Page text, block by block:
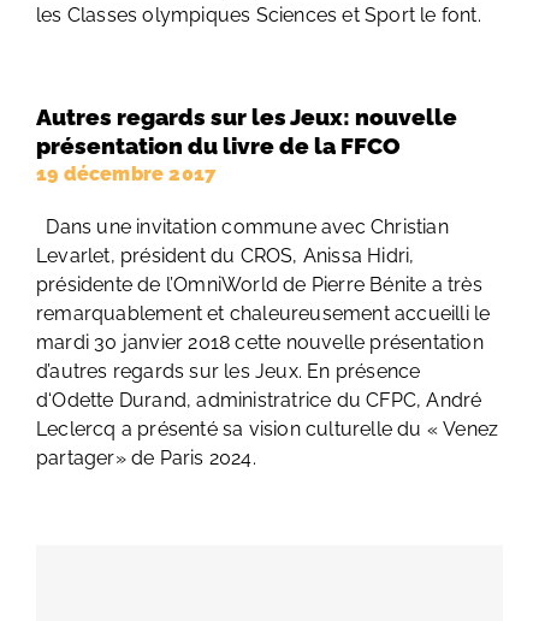
les Classes olympiques Sciences et Sport le font.
Autres regards sur les Jeux: nouvelle
présentation du livre de la FFCO
19 décembre 2017
Dans une invitation commune avec Christian
Levarlet, président du CROS, Anissa Hidri,
présidente de l’OmniWorld de Pierre Bénite a très
remarquablement et chaleureusement accueilli le
mardi 30 janvier 2018 cette nouvelle présentation
d’autres regards sur les Jeux. En présence
d‘Odette Durand, administratrice du CFPC, André
Leclercq a présenté sa vision culturelle du « Venez
partager» de Paris 2024.